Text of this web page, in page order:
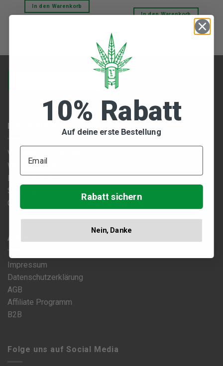
In den Warenkorb
In den Warenkorb
Versand und Zahlung
Widerrufsrecht
Batteriehinweis
Sitemap
Growers-Guide
Allgemein
Impressum
Datenschutzerklärung
AGB
Affiliate Programm
B2B
Folge uns auf Social Media
10% Rabatt
Auf deine erste Bestellung
Rabatt sichern
Nein, Danke